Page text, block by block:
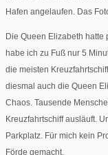
Hafen angelaufen. Das
Die Queen Elizabeth
habe ich zu Fuß nur 5
die meisten
diesmal auch die Queen
Chaos. Tausende
Kreuzfahrtschiff ausläuft.
Parkplatz. Für mich kein
Förde gemacht.